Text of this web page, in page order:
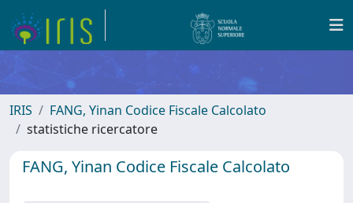
IRIS
FANG, Yinan Codice Fiscale Calcolato
statistiche ricercatore
FANG, Yinan Codice Fiscale Calcolato